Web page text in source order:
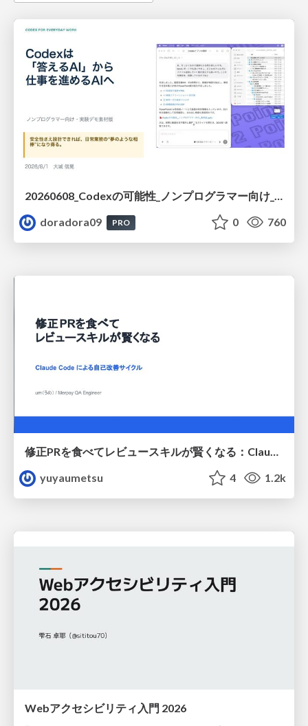
doradora09
PRO 0 760
修正PRを食べてレビュースキルが賢くなる：Claude Codeによる自己改善サイクル
yuyaumetsu
4 1.2k
Webアクセシビリティ入門 2026